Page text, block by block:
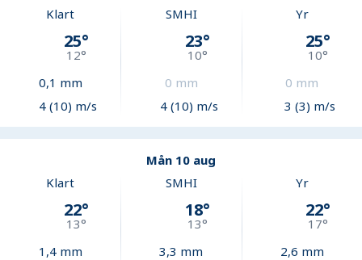
Klart
25°
12°
0,1 mm
4 (10) m/s
SMHI
23°
10°
0 mm
4 (10) m/s
Yr
25°
10°
0 mm
3 (3) m/s
Mån 10 aug
Klart
22°
13°
1,4mm
SMHI
18°
13°
3,3 mm
Yr
22°
17°
2,6 mm